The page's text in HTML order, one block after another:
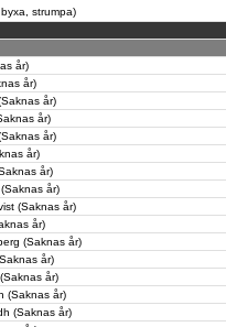
strumpa)
år)
år)
år)
år)
år)
år)
år)
år)
(Saknas år)
år)
(Saknas år)
år)
år)
(Saknas år)
(Saknas år)